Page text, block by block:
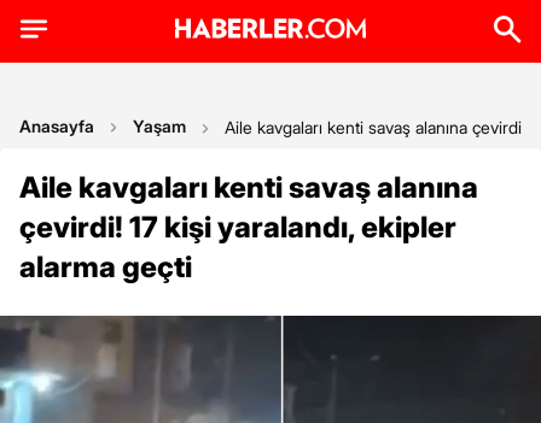
Anasayfa Yaşam Aile kavgaları kenti savaş alanına çevirdi!
Aile kavgaları kenti savaş alanına
çevirdi! 17 kişi yaralandı, ekipler
alarma geçti